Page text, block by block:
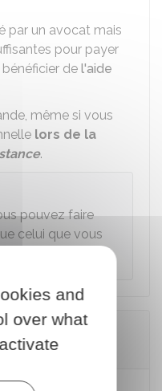
par un avocat mais
pour payer
de l'aide
même si vous
lors de la
.
pouvez faire
celui que vous
pour faire
?
and
over what